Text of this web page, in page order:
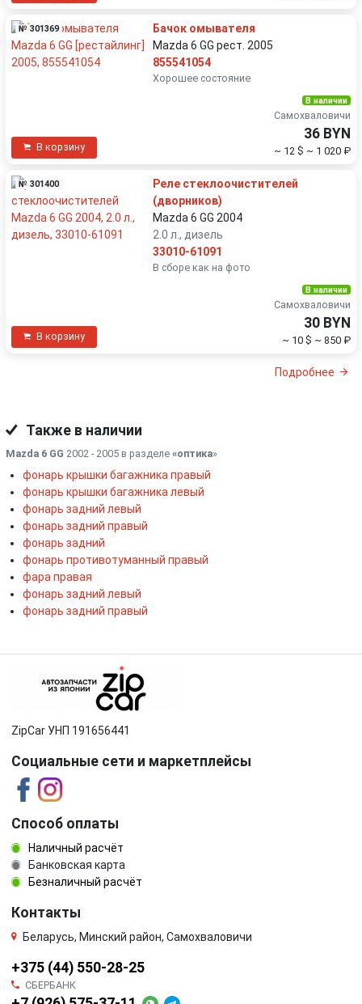
№ 301369
Бачок омывателя
Mazda 6 GG рест. 2005
855541054
Хорошее состояние
В корзину
В наличии
Самохваловичи
36 BYN
~ 12 $ ~ 1 020 ₽
№ 301400
Реле стеклоочистителей
(дворников)
Mazda 6 GG 2004
2.0 л., дизель
33010-61091
В сборе как на фото
В корзину
В наличии
Самохваловичи
30 BYN
~ 10 $ ~ 850 ₽
Подробнее
Также в наличии
Mazda 6 GG 2002 - 2005 в разделе «оптика»
фонарь крышки багажника правый
фонарь крышки багажника левый
фонарь задний левый
фонарь задний правый
фонарь задний
фонарь противотуманный правый
фара правая
фонарь задний левый
фонарь задний правый
ZipCar УНП 191656441
Социальные сети и маркетплейсы
Способ оплаты
Наличный расчёт
Банковская карта
Безналичный расчёт
Контакты
Беларусь, Минский район, Самохваловичи
+375 (44) 550-28-25
СБЕРБАНК